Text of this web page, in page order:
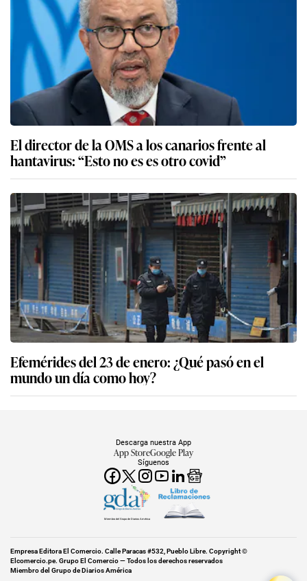
El director de la OMS a los canarios frente al
hantavirus: “Esto no es es otro covid”
Efemérides del 23 de enero: ¿Qué pasó en el
mundo un día como hoy?
Síguenos
Descarga nuestra App
App StoreGoogle Play
Miembro del Grupo de Diarios América
Empresa Editora El Comercio. Calle Paracas #532, Pueblo Libre. Copyright ©
Elcomercio.pe. Grupo El Comercio — Todos los derechos reservados
Miembro del Grupo de Diarios América